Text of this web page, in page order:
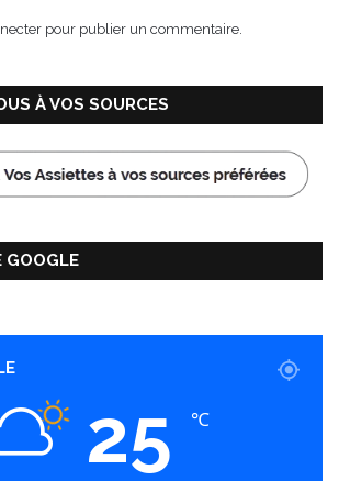
pour publier un commentaire.
À VOS SOURCES
GOOGLE
25 ℃